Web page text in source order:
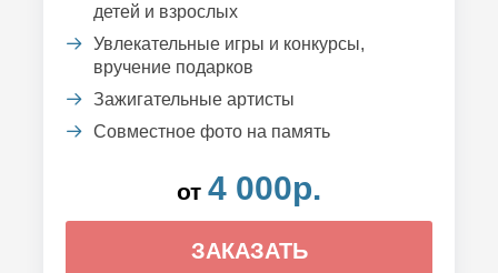
детей и взрослых
Увлекательные игры и конкурсы,
вручение подарков
Зажигательные артисты
Совместное фото на память
от 4 000р.
ЗАКАЗАТЬ